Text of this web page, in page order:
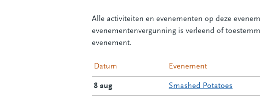
Alle activiteiten en evenementen op deze
evenementenvergunning is verleend of
evenement.
Datum Evenement
8 aug Smashed Potatoes